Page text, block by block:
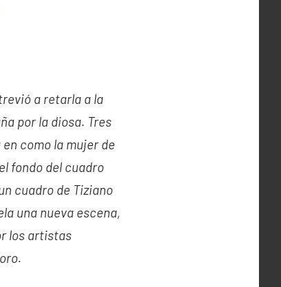
a retarla a la
por la diosa. Tres
como la mujer de
fondo del cuadro
cuadro de Tiziano
una nueva escena,
los artistas